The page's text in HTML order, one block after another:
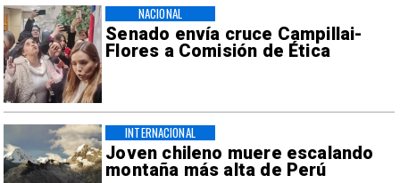
Senado envía cruce Campillai-
Flores a Comisión de Ética
NACIONAL
Joven chileno muere escalando
montaña más alta de Perú
INTERNACIONAL